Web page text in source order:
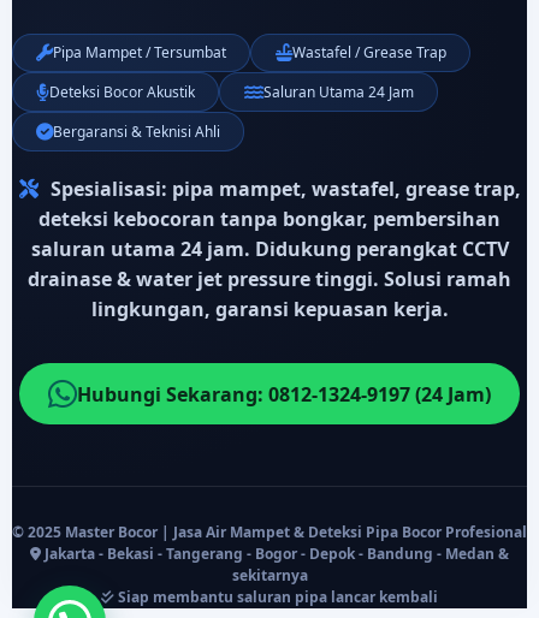
Pipa Mampet / Tersumbat
Wastafel / Grease Trap
Deteksi Bocor Akustik
Saluran Utama 24 Jam
Bergaransi & Teknisi Ahli
Spesialisasi: pipa mampet, wastafel, grease trap,
deteksi kebocoran tanpa bongkar, pembersihan
saluran utama 24 jam. Didukung perangkat CCTV
drainase & water jet pressure tinggi. Solusi ramah
lingkungan, garansi kepuasan kerja.
Hubungi Sekarang: 0812-1324-9197 (24 Jam)
© 2025 Master Bocor | Jasa Air Mampet & Deteksi Pipa Bocor Profesional
Jakarta - Bekasi - Tangerang - Bogor - Depok - Bandung - Medan &
sekitarnya
Siap membantu saluran pipa lancar kembali